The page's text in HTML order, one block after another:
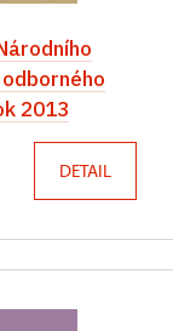
2013
DETAIL